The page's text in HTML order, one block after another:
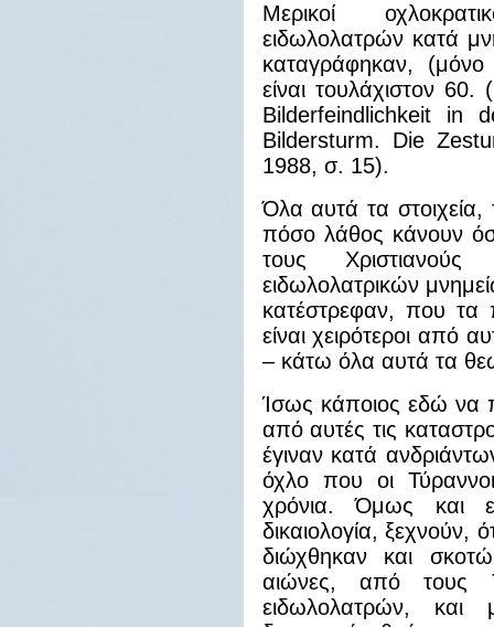
Μερικοί
ειδωλολατρών κατά
καταγράφηκαν, (μόνο
είναι τουλάχιστον
Bilderfeindlichkeit in
Bildersturm. Die
1988, σ. 15).
Όλα αυτά τα στοιχεία,
πόσο λάθος κάνουν
τους
ειδωλολατρικών
κατέστρεφαν, που τα
είναι χειρότεροι από
– κάτω όλα αυτά τα
Ίσως κάποιος εδώ να
από αυτές τις
έγιναν κατά
όχλο που οι
χρόνια. Όμως και
δικαιολογία, ξεχνούν,
διώχθηκαν και
αιώνες, από τους
ειδωλολατρών,